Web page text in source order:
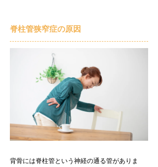
脊柱管狭窄症の原因
背骨には脊柱管という神経の通る管がありま